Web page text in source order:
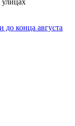
до конца августа